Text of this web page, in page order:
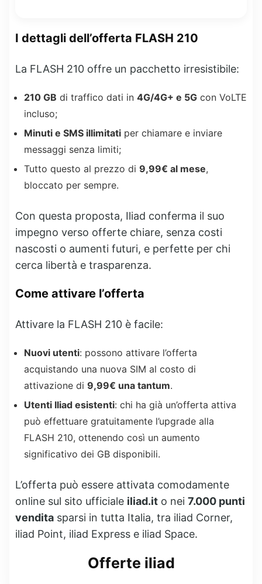
I dettagli dell’offerta FLASH 210
La FLASH 210 offre un pacchetto irresistibile:
210 GB di traffico dati in 4G/4G+ e 5G con VoLTE
incluso;
Minuti e SMS illimitati per chiamare e inviare
messaggi senza limiti;
Tutto questo al prezzo di 9,99€ al mese,
bloccato per sempre.
Con questa proposta, Iliad conferma il suo
impegno verso offerte chiare, senza costi
nascosti o aumenti futuri, e perfette per chi
cerca libertà e trasparenza.
Come attivare l’offerta
Attivare la FLASH 210 è facile:
Nuovi utenti: possono attivare l’offerta
acquistando una nuova SIM al costo di
attivazione di 9,99€ una tantum.
Utenti Iliad esistenti: chi ha già un’offerta attiva
può effettuare gratuitamente l’upgrade alla
FLASH 210, ottenendo così un aumento
significativo dei GB disponibili.
L’offerta può essere attivata comodamente
online sul sito ufficiale iliad.it o nei 7.000 punti
vendita sparsi in tutta Italia, tra iliad Corner,
iliad Point, iliad Express e iliad Space.
Offerte iliad